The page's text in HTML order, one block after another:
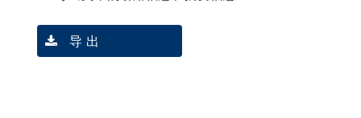
导 出